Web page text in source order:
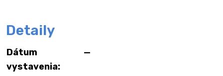
Detaily
Dátum
vystavenia:
—